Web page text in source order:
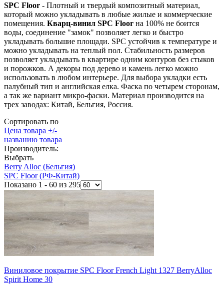
SPC Floor - Плотный и твердый композитный материал,
который можно укладывать в любые жилые и коммерческие
помещения. Кварц-винил SPC Floor на 100% не боится
воды, соединение "замок" позволяет легко и быстро
укладывать большие площади. SPC устойчив к температуре и
можно укладывать на теплый пол. Стабильность размеров
позволяет укладывать в квартире одним контуров без стыков
и порожков. А декоры под дерево и камень легко можно
использовать в любом интерьере. Для выбора укладки есть
палубный тип и английская елка. Фаска по четырем сторонам,
а так же вариант микро-фаски. Материал производится на
трех заводах: Китай, Бельгия, Россия.
Сортировать по
Цена товара +/-
названию товара
Производитель:
Выбрать
Berry Alloc (Бельгия)
SPC Floor (РФ-Китай)
Показано 1 - 60 из 295
Виниловое покрытие SPC Floor French Light 1327 BerryAlloc
Spirit Home 30